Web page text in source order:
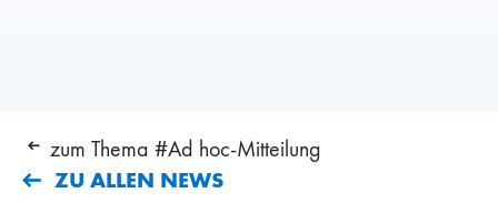
zum Thema #Ad hoc-Mitteilung
ZU ALLEN NEWS